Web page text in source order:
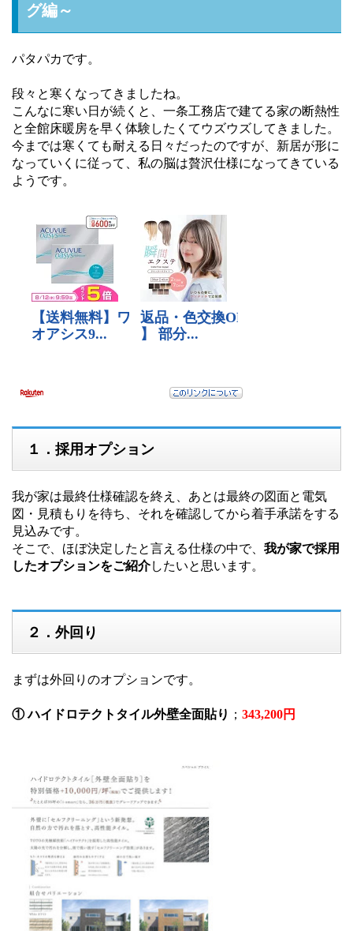
グ編～
パタパカです。
段々と寒くなってきましたね。
こんなに寒い日が続くと、一条工務店で建てる家の断熱性
と全館床暖房を早く体験したくてウズウズしてきました。
今までは寒くても耐える日々だったのですが、新居が形に
なっていくに従って、私の脳は贅沢仕様になってきている
ようです。
１．採用オプション
我が家は最終仕様確認を終え、あとは最終の図面と電気
図・見積もりを待ち、それを確認してから着手承諾をする
見込みです。
そこで、ほぼ決定したと言える仕様の中で、 我が家で採用
したオプションをご紹介したいと思います。
２．外回り
まずは外回りのオプションです。
① ハイドロテクトタイル外壁全面貼り ； 343,200円